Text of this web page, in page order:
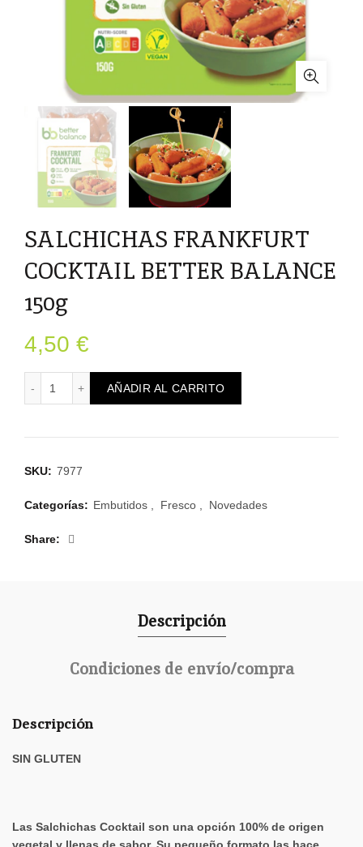
SALCHICHAS FRANKFURT
COCKTAIL BETTER BALANCE
150g
4,50 €
SALCHICHAS FRANKFURT COCKTAIL BETTER
AÑADIR AL CARRITO
SKU: 7977
Categorías: Embutidos , Fresco , Novedades
Share
Descripción
Condiciones de envío/compra
Descripción
SIN GLUTEN
Las Salchichas Cocktail son una opción 100% de origen